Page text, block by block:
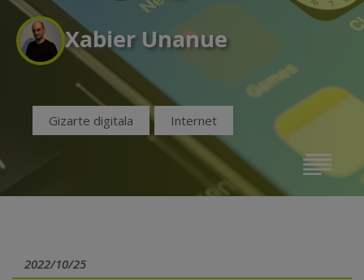
Xabier Unanue
Gizarte digitala Internet
2022/10/25